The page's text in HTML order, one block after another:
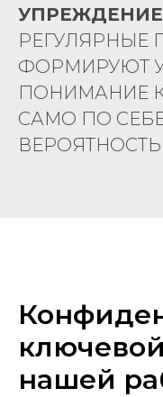
УПРЕЖДЕНИЕ
РЕГУЛЯРНЫЕ
ФОРМИРУЮТ
ПОНИМАНИЕ
САМО ПО
нашей